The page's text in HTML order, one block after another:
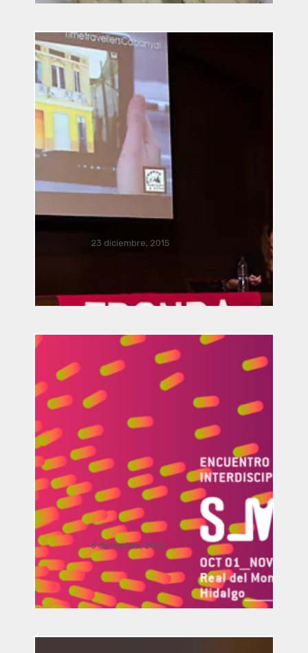
Música Bacterial por José Luis
Romero, Ricardo Climent, Javier
Manusamo & Bzika y Siglinde
Vinculación / presentación
FRONDA Parque Hidalgo 158.. .
.
Dialogo Interdisciplinar: El viaje del
arte y la arquitectura a la realidad
aumentada por Manusamo & Bzika
23 diciembre, 2015
6 diciembre, 2015